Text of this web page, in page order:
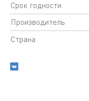
Срок годности
Производитель
Страна